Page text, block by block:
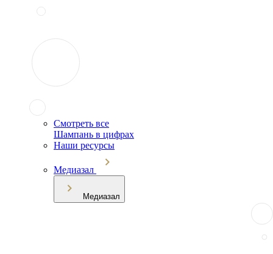
Смотреть все
Шампань в цифрах
Наши ресурсы
Медиазал
Медиазал